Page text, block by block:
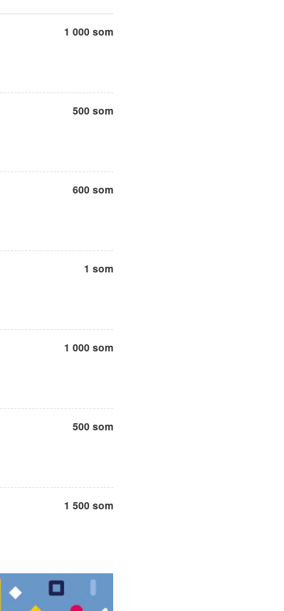
1 000 som
500 som
600 som
1 som
1 000 som
500 som
1 500 som